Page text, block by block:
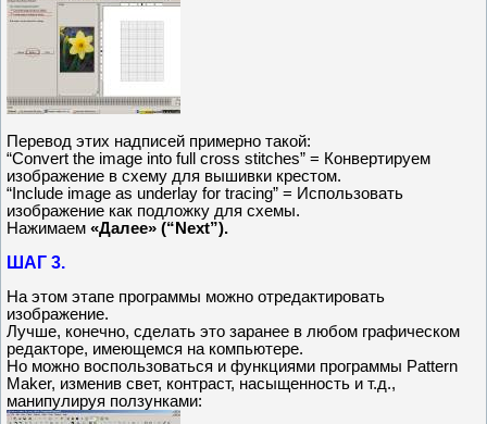
Перевод этих надписей примерно такой:
“Convert the image into full cross stitches” = Конвертируем
изображение в схему для вышивки крестом.
“Include image as underlay for tracing” = Использовать
изображение как подложку для схемы.
Нажимаем «Далее» (“Next”).
ШАГ 3.
На этом этапе программы можно отредактировать
изображение.
Лучше, конечно, сделать это заранее в любом графическом
редакторе, имеющемся на компьютере.
Но можно воспользоваться и функциями программы Рattern
Мaker, изменив свет, контраст, насыщенность и т.д.,
манипулируя ползунками: